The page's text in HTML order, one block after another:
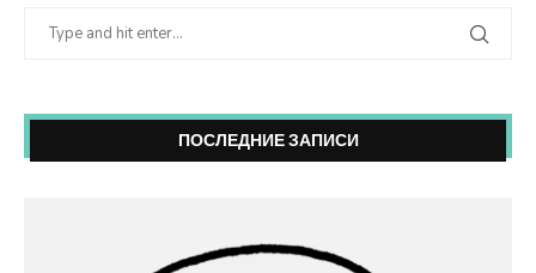
ПОСЛЕДНИЕ ЗАПИСИ